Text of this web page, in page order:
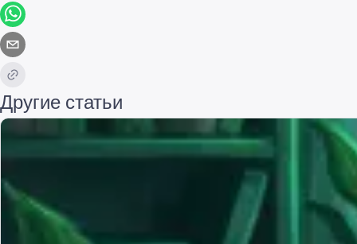
Другие статьи